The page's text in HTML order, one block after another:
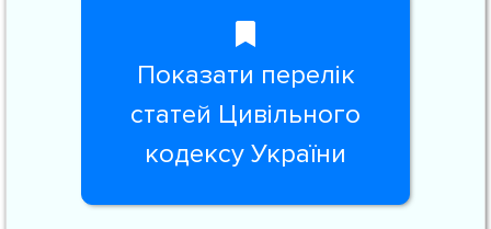
Показати перелік
статей Цивільного
кодексу України